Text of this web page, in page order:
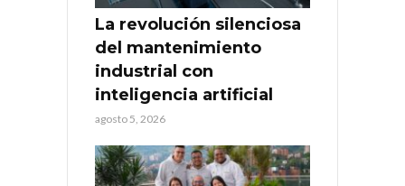
La revolución silenciosa
del mantenimiento
industrial con
inteligencia artificial
agosto 5, 2026